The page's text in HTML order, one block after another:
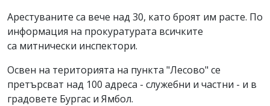
Арестуваните са вече над 30, като броят им расте. По
информация на прокуратурата всичките
са митнически инспектори.
Освен на територията на пункта "Лесово" се
претърсват над 100 адреса - служебни и частни - и в
градовете Бургас и Ямбол.